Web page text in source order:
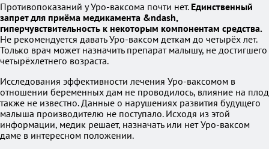
Противопоказаний у Уро-ваксома почти нет. Единственный
запрет для приёма медикамента &ndash,
гиперчувствительность к некоторым компонентам средства.
Не рекомендуется давать Уро-ваксом деткам до четырёх лет.
Только врач может назначить препарат малышу, не достигшего
четырёхлетнего возраста.
Исследования эффективности лечения Уро-ваксомом в
отношении беременных дам не проводилось, влияние на плод
также не известно. Данные о нарушениях развития будущего
малыша производителю не поступало. Исходя из этой
информации, медик решает, назначать или нет Уро-ваксом
даме в интересном положении.